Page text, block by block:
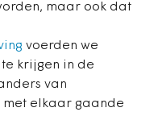
maar ook dat
voerden we
krijgen in de
van
met elkaar gaande